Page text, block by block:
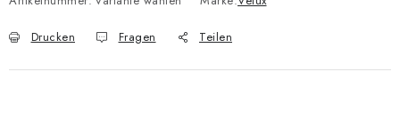
Drucken Fragen Teilen